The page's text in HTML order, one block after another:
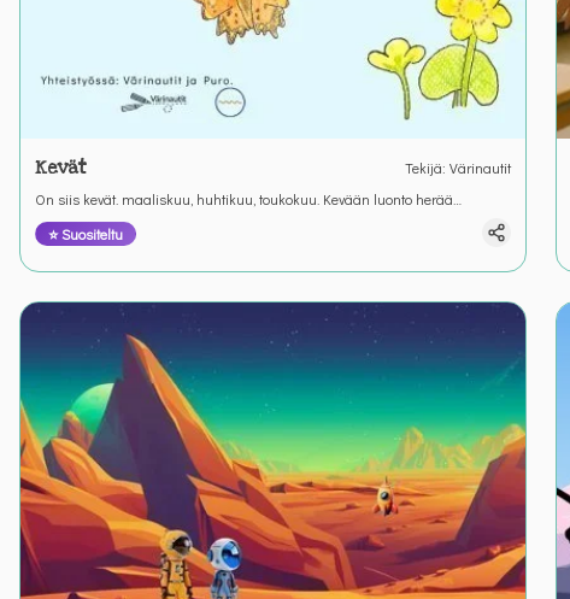
Kevät Tekijä:Värinautit
On siis kevät. maaliskuu, huhtikuu, toukokuu. Kevään luonto herää
Värianuttien kirjoitustehtävässä.
⭐ Suositeltu